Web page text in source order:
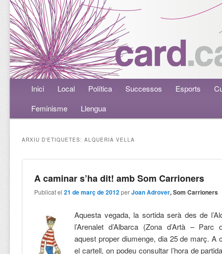
Menú principalAneu al contingut principal
Aneu al contingut secundari
Inici Local Política Successos Esports
Feminisme
Llengua
ARXIU D'ETIQUETES:ALQUERIA VELLA
A caminar s’ha dit! amb Som Carrioners
Publicat el21 de març de 2012 perJoan Adrover, Som Carrioners
Aquesta vegada, la sortida serà des de
l’Arenalet d’Albarca (Zona d’Artà –
aquest proper diumenge, dia 25 de març. A
el cartell, on podeu consultar l’hora de